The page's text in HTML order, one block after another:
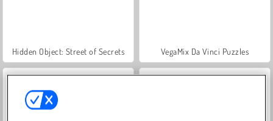
Hidden Object: Street of Secrets VegaMix Da Vinci Puzzles